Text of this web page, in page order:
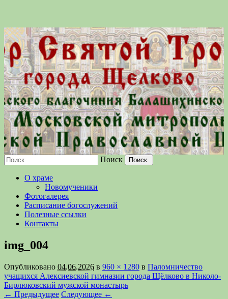
Православной Церкви
Поиск
О храме
Новомученики
Фотогалерея
Расписание богослужений
Полезные ссылки
Контакты
img_004
Опубликовано 04.06.2026 в 960 × 1280 в Паломничество
учащихся Алексиевской гимназии города Щёлково в Николо-
Бирлюковский мужской монастырь
← Предыдущее Следующее ←